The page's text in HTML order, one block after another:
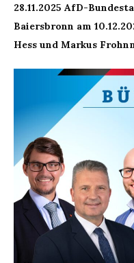
28.11.2025 AfD-
Baiersbronn am
Hess und Markus